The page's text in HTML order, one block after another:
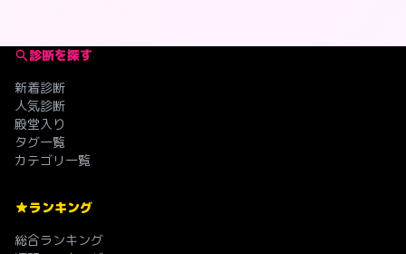
診断を探す
新着診断
人気診断
殿堂入り
タグ一覧
カテゴリ一覧
ランキング
総合ランキング